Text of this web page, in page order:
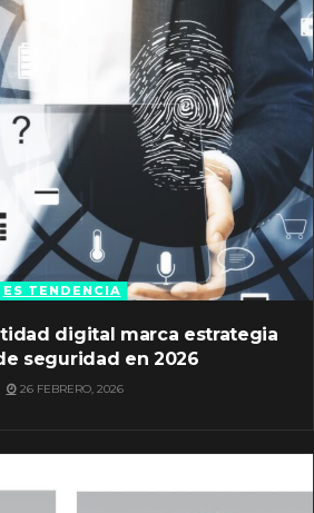
ES TENDENCIA
digital marca estrategia
seguridad en 2026
26 FEBRERO, 2026